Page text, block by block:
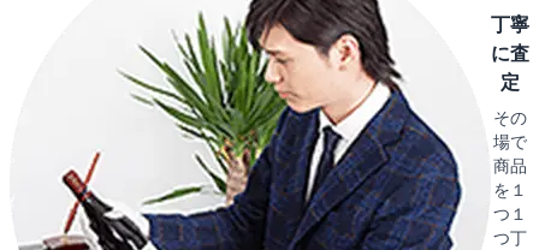
丁寧
に査
定
その
場で
商品
を１
つ１
つ丁